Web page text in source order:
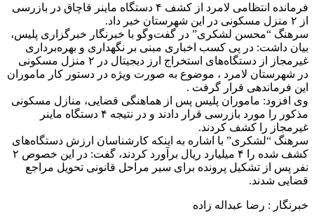
فرمانده انتظامی لامرد از کشف ۴ دستگاه ماینر قاچاق در بازرسی
از ۲ منزل مسکونی در این شهرستان خبر داد.
سرهنگ “محسن لشکری” در گفت‌وگو با خبرنگار خبرگزاری پلیس،
بیان داشت: در پی کسب اخباری مبنی بر نگهداری و بهره‌برداری
غیرمجاز از دستگاه‌های استخراج ارز دیجیتال در ۲ منزل مسکونی
در شهرستان لامرد ، موضوع به صورت ویژه در دستور کار ماموران
این فرماندهی قرار گرفت .
وی افزود: ماموران پلیس پس از هماهنگی قضایی، منازل مسکونی
مذکور را مورد بازرسی قرار دادند و در نتیجه ۴ دستگاه ماینر
غیرمجاز را کشف کردند.
سرهنگ “لشکری” با اشاره به اینکه کارشناسان ارزش دستگاه‌های
کشف شده را ۴ میلیارد ریال برآورد کردند، گفت: در این خصوص ۲
نفر پس از تشکیل پرونده برای سیر مراحل قانونی تحویل مراجع
قضایی شدند.
خبرنگار : رضا عبداله زاده